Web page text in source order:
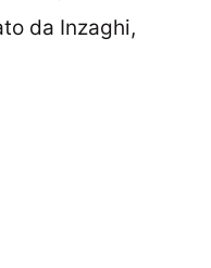
da Inzaghi,